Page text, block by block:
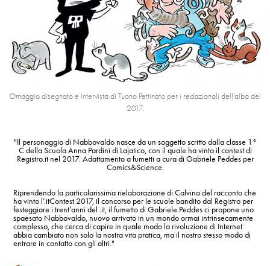
Omaggio disegnato e intervista di Tuono Pettinato per i redazionali dell'albo del
2017.
"Il personaggio di Nabbovaldo nasce da un soggetto scritto dalla classe 1°
C della Scuola Anna Pardini di Lajatico, con il quale ha vinto il contest di
Registro.it nel 2017. Adattamento a fumetti a cura di Gabriele Peddes per
Comics&Science.
Riprendendo la particolarissima rielaborazione di Calvino del racconto che
ha vinto l’.itContest 2017, il concorso per le scuole bandito dal Registro per
festeggiare i trent’anni del .it, il fumetto di Gabriele Peddes ci propone uno
spaesato Nabbovaldo, nuovo arrivato in un mondo ormai intrinsecamente
complesso, che cerca di capire in quale modo la rivoluzione di Internet
abbia cambiato non solo la nostra vita pratica, ma il nostro stesso modo di
entrare in contatto con gli altri."